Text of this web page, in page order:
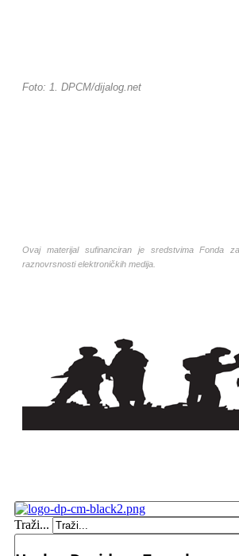
Foto: 1. DPCM/dijalog.net
Ovaj materijal sufinanciran je sredstvima Fonda
raznovrsnosti elektroničkih medija.
Traži...